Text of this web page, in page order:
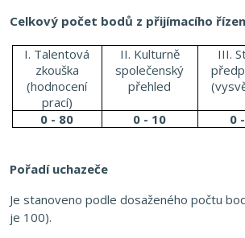
Celkový počet bodů z přijímacího
I. Talentová
zkouška
(hodnocení
prací)
II. Kulturně
společenský
přehled
III.
0 - 80 0 - 10 0
Pořadí uchazeče
Je stanoveno podle dosaženého počtu
je 100).